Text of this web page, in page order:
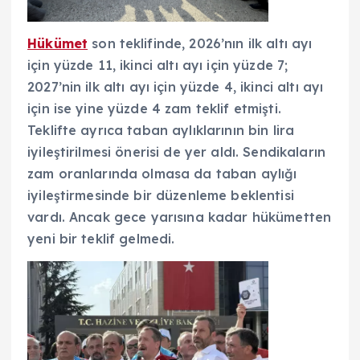
Hükümet son teklifinde, 2026’nın ilk altı ayı
için yüzde 11, ikinci altı ayı için yüzde 7;
2027’nin ilk altı ayı için yüzde 4, ikinci altı ayı
için ise yine yüzde 4 zam teklif etmişti.
Teklifte ayrıca taban aylıklarının bin lira
iyileştirilmesi önerisi de yer aldı. Sendikaların
zam oranlarında olmasa da taban aylığı
iyileştirmesinde bir düzenleme beklentisi
vardı. Ancak gece yarısına kadar hükümetten
yeni bir teklif gelmedi.